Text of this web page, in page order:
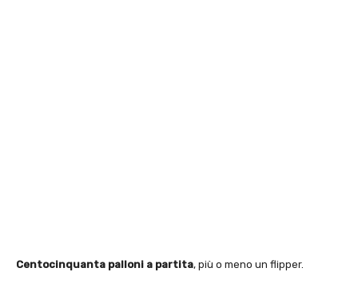
Centocinquanta palloni a partita, più o meno un flipper.